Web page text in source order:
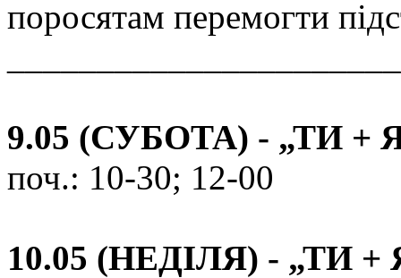
поросятам перемогти
9.05 (СУБОТА) - „ТИ +
поч.: 10-30; 12-00
10.05 (НЕДІЛЯ) - „ТИ